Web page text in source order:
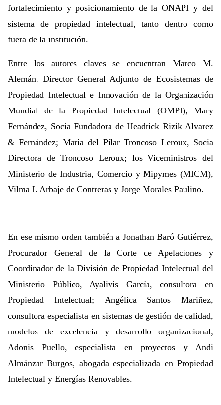
fortalecimiento y posicionamiento de la ONAPI y del
sistema de propiedad intelectual, tanto dentro como
fuera de la institución.
Entre los autores claves se encuentran Marco M.
Alemán, Director General Adjunto de Ecosistemas de
Propiedad Intelectual e Innovación de la Organización
Mundial de la Propiedad Intelectual (OMPI); Mary
Fernández, Socia Fundadora de Headrick Rizik Alvarez
& Fernández; María del Pilar Troncoso Leroux, Socia
Directora de Troncoso Leroux; los Viceministros del
Ministerio de Industria, Comercio y Mipymes (MICM),
Vilma I. Arbaje de Contreras y Jorge Morales Paulino.
En ese mismo orden también a Jonathan Baró Gutiérrez,
Procurador General de la Corte de Apelaciones y
Coordinador de la División de Propiedad Intelectual del
Ministerio Público, Ayalivis García, consultora en
Propiedad Intelectual; Angélica Santos Mariñez,
consultora especialista en sistemas de gestión de calidad,
modelos de excelencia y desarrollo organizacional;
Adonis Puello, especialista en proyectos y Andi
Almánzar Burgos, abogada especializada en Propiedad
Intelectual y Energías Renovables.